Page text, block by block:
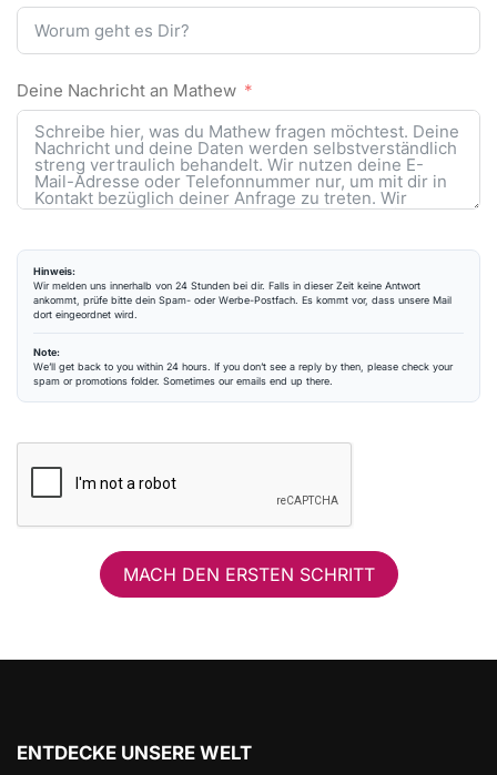
Deine Nachricht an Mathew
Hinweis:
Wir melden uns innerhalb von 24 Stunden bei dir. Falls in dieser Zeit keine Antwort
ankommt, prüfe bitte dein Spam- oder Werbe-Postfach. Es kommt vor, dass unsere Mail
dort eingeordnet wird.
Note:
We’ll get back to you within 24 hours. If you don’t see a reply by then, please check your
spam or promotions folder. Sometimes our emails end up there.
MACH DEN ERSTEN SCHRITT
ENTDECKE UNSERE WELT